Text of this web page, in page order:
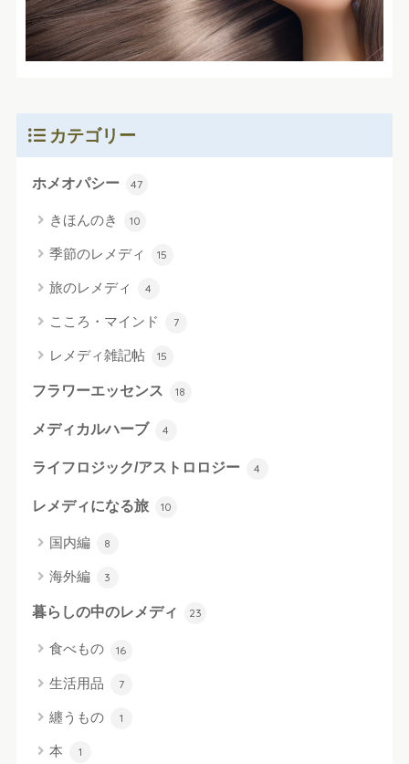
カテゴリー
ホメオパシー 47
きほんのき 10
季節のレメディ 15
旅のレメディ 4
こころ・マインド 7
レメディ雑記帖 15
フラワーエッセンス 18
メディカルハーブ 4
ライフロジック/アストロロジー 4
レメディになる旅 10
国内編 8
海外編 3
暮らしの中のレメディ 23
食べもの 16
生活用品 7
纏うもの 1
本 1